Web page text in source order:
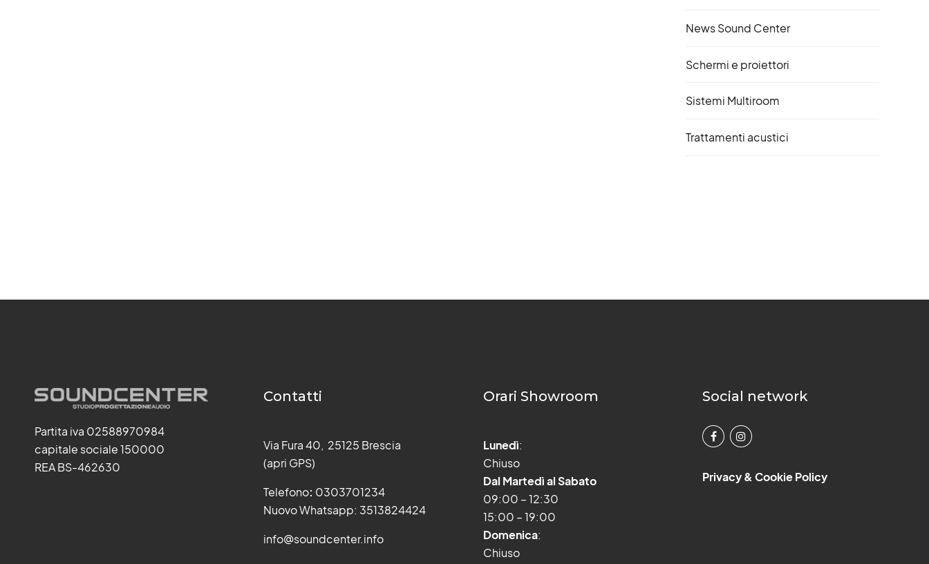
News Sound Center
Schermi e proiettori
Sistemi Multiroom
Trattamenti acustici
Partita iva 02588970984
capitale sociale 150000
REA BS-462630
Contatti
Via Fura 40, 25125 Brescia
(apri GPS)
Telefono: 0303701234
Nuovo Whatsapp: 3513824424
info@soundcenter.info
Orari Showroom
Lunedì:
Chiuso
Dal Martedì al Sabato
09:00 – 12:30
15:00 – 19:00
Domenica:
Chiuso
Social network
Privacy & Cookie Policy